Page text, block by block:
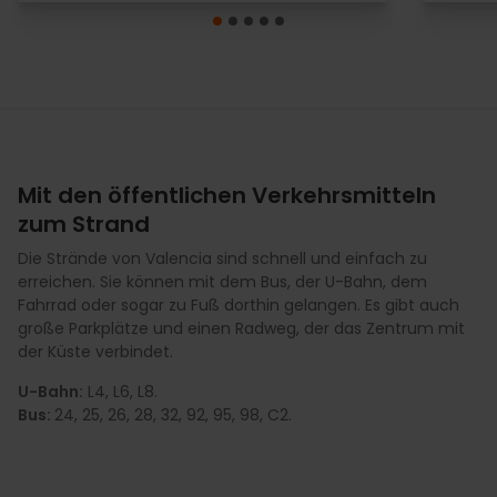
Mit den öffentlichen Verkehrsmitteln
zum Strand
Die Strände von Valencia sind schnell und einfach zu
erreichen. Sie können mit dem Bus, der U-Bahn, dem
Fahrrad oder sogar zu Fuß dorthin gelangen. Es gibt auch
große Parkplätze und einen Radweg, der das Zentrum mit
der Küste verbindet.
U-Bahn: L4, L6, L8.
Bus: 24, 25, 26, 28, 32, 92, 95, 98, C2.